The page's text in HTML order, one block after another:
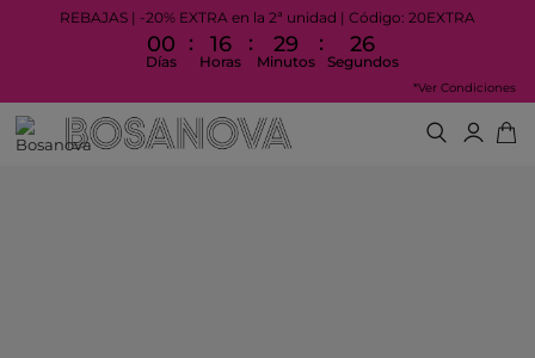
REBAJAS | -20% EXTRA en la 2ª unidad | Código: 20EXTRA
00
Días
: 16
Horas
: 29
Minutos
: 26
Segundos
*Ver Condiciones